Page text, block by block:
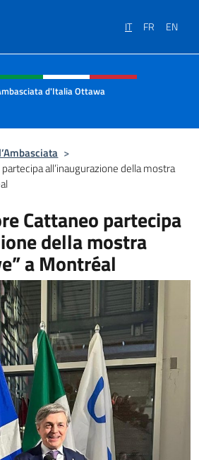
IT FR EN
social e menù
d'Italia Ottawa
>
all’inaugurazione della mostra
Cattaneo partecipa
della mostra
a Montréal